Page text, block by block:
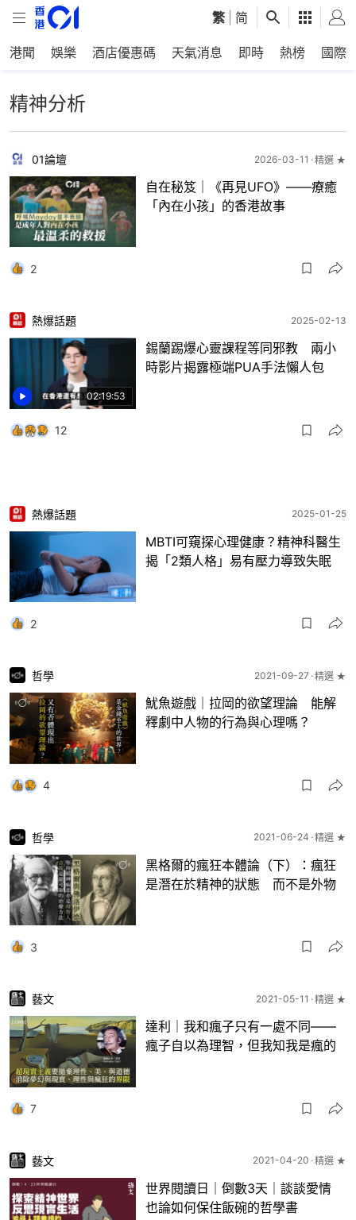
繁 简
港聞 娛樂 酒店優惠碼 天氣消息 即時 熱榜 國際
精神分析
01論壇 2026-03-11 精選 ★
自在秘笈｜《再見UFO》——療癒
「內在小孩」的香港故事
2
02:19:53
熱爆話題 2025-02-13
錫蘭踢爆心靈課程等同邪教 兩小
時影片揭露極端PUA手法懶人包
12
熱爆話題 2025-01-25
MBTI可窺探心理健康？精神科醫生
揭「2類人格」易有壓力導致失眠
2
哲學 2021-09-27 精選 ★
魷魚遊戲｜拉岡的欲望理論 能解
釋劇中人物的行為與心理嗎？
4
哲學 2021-06-24 精選 ★
黑格爾的瘋狂本體論（下）：瘋狂
是潛在於精神的狀態 而不是外物
3
藝文 2021-05-11 精選 ★
達利｜我和瘋子只有一處不同——
瘋子自以為理智，但我知我是瘋的
7
藝文 2021-04-20 精選 ★
世界閱讀日｜倒數3天｜談談愛情
也論如何保住飯碗的哲學書